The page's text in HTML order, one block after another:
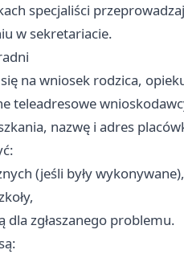
specjaliści
w sekretariacie.
na wniosek rodzica,
teleadresowe
nazwę i adres
(jeśli były wykonywane),
zgłaszanego problemu.